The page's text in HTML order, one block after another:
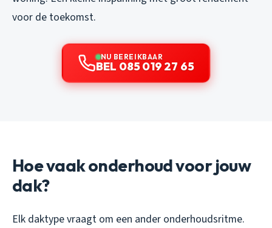
voor de toekomst.
NU BEREIKBAAR
BEL 085 019 27 65
Hoe vaak onderhoud voor jouw
dak?
Elk daktype vraagt om een ander onderhoudsritme.